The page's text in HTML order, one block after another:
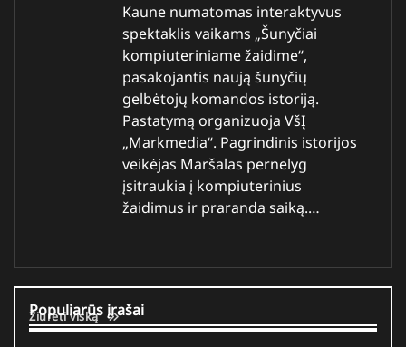
Kaune numatomas interaktyvus
spektaklis vaikams „Šunyčiai
kompiuteriniame žaidime“,
pasakojantis naują šunyčių
gelbėtojų komandos istoriją.
Pastatymą organizuoja VšĮ
„Markmedia“. Pagrindinis istorijos
veikėjas Maršalas pernelyg
įsitraukia į kompiuterinius
žaidimus ir praranda saiką.…
Populiarūs įrašai
Žiūrėti viską